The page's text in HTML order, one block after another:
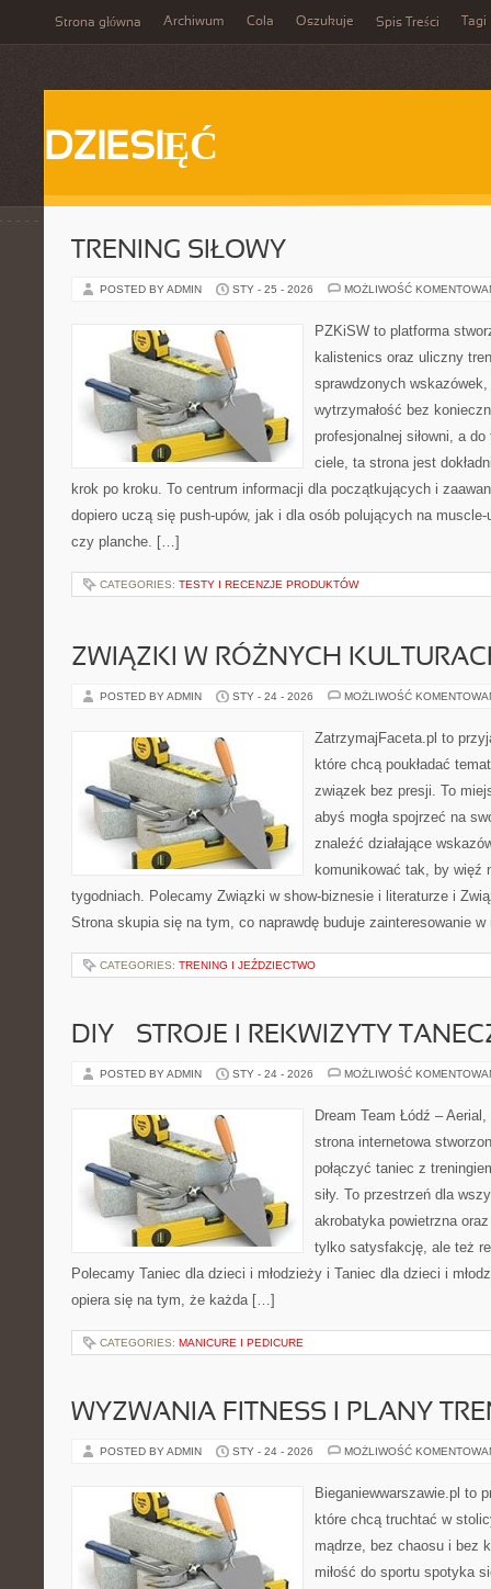
Strona główna Archiwum Cola Oszukuje Spis Treści Tagi
DZIESIĘĆ
TRENING SIŁOWY
POSTED BY ADMIN STY - 25 - 2026 MOŻLIWOŚĆ
PZKiSW to platforma
kalistenics oraz uliczny
sprawdzonych
wytrzymałość bez
profesjonalnej siłowni, a
ciele, ta strona jest
krok po kroku. To centrum informacji dla początkujących i
dopiero uczą się push-upów, jak i dla osób polujących na
czy planche. […]
CATEGORIES: TESTY I RECENZJE PRODUKTÓW
ZWIĄZKI W RÓŻNYCH
POSTED BY ADMIN STY - 24 - 2026 MOŻLIWOŚĆ
ZatrzymajFaceta.pl to
które chcą poukładać
związek bez presji. To
abyś mogła spojrzeć na
znaleźć działające
komunikować tak, by więź
tygodniach. Polecamy Związki w show-biznesie i literaturze i
Strona skupia się na tym, co naprawdę buduje zainteresowanie
CATEGORIES: TRENING I JEŹDZIECTWO
DIY – STROJE I REKWIZYTY
POSTED BY ADMIN STY - 24 - 2026 MOŻLIWOŚĆ
Dream Team Łódź –
strona internetowa
połączyć taniec z
siły. To przestrzeń dla
akrobatyka powietrzna
tylko satysfakcję, ale też
Polecamy Taniec dla dzieci i młodzieży i Taniec dla dzieci i
opiera się na tym, że każda […]
CATEGORIES: MANICURE I PEDICURE
WYZWANIA FITNESS I PLANY
POSTED BY ADMIN STY - 24 - 2026 MOŻLIWOŚĆ
Bieganiewwarszawie.pl to
które chcą truchtać w
mądrze, bez chaosu i bez
miłość do sportu spotyka